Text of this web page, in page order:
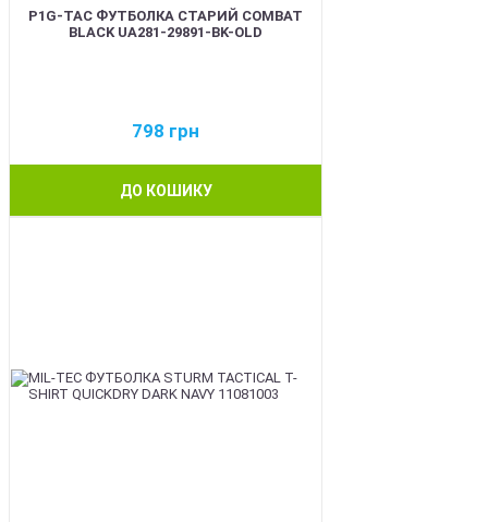
P1G-TAC ФУТБОЛКА СТАРИЙ COMBAT
BLACK UA281-29891-BK-OLD
798 грн
ДО КОШИКУ